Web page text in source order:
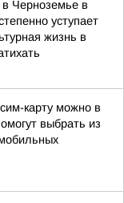
Черноземье в
уступает
жизнь в
карту можно в
выбрать из